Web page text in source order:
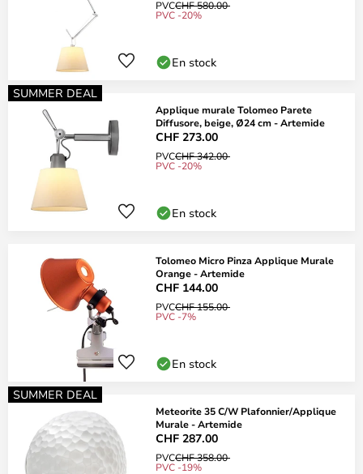
PVCCHF 580.00
PVC -20%
En stock
SUMMER DEAL
Applique murale Tolomeo Parete
Diffusore, beige, Ø24 cm - Artemide
CHF 273.00
PVCCHF 342.00
PVC -20%
En stock
Tolomeo Micro Pinza Applique Murale
Orange - Artemide
CHF 144.00
PVCCHF 155.00
PVC -7%
En stock
SUMMER DEAL
Meteorite 35 C/W Plafonnier/Applique
Murale - Artemide
CHF 287.00
PVCCHF 358.00
PVC -19%